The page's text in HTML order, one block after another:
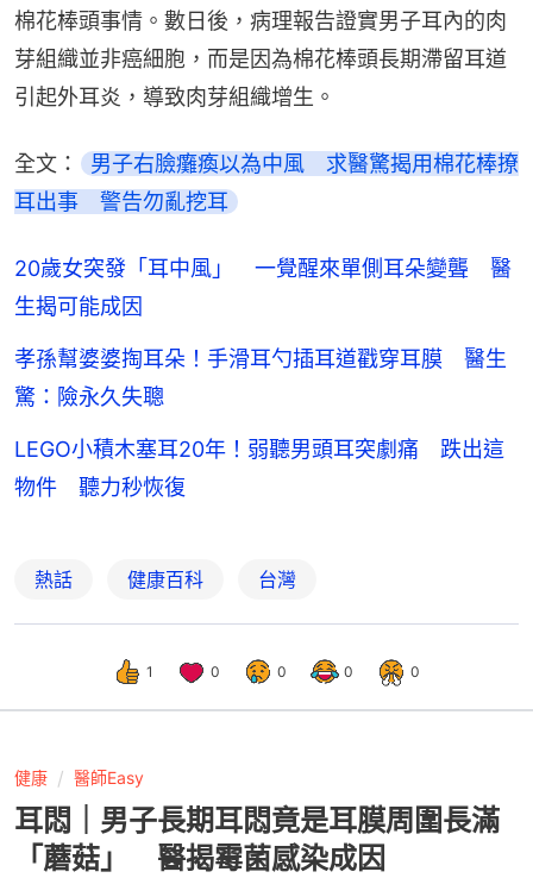
棉花棒頭事情。數日後，病理報告證實男子耳內的肉
芽組織並非癌細胞，而是因為棉花棒頭長期滯留耳道
引起外耳炎，導致肉芽組織增生。
全文：
男子右臉癱瘓以為中風　求醫驚揭用棉花棒撩
耳出事　警告勿亂挖耳
20歲女突發「耳中風」 一覺醒來單側耳朵變聾 醫
生揭可能成因
孝孫幫婆婆掏耳朵！手滑耳勺插耳道戳穿耳膜 醫生
驚：險永久失聰
LEGO小積木塞耳20年！弱聽男頭耳突劇痛 跌出這
物件 聽力秒恢復
熱話 健康百科 台灣
1 0 0 0 0
健康 醫師Easy
耳悶｜男子長期耳悶竟是耳膜周圍長滿
「蘑菇」 醫揭霉菌感染成因